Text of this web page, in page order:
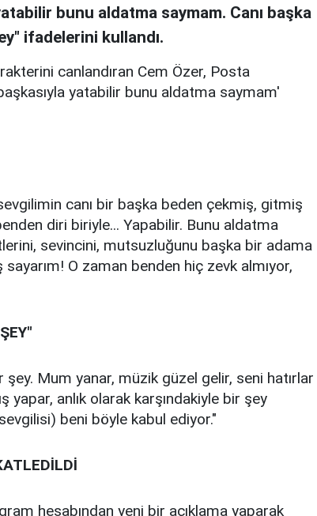
bunu aldatma saymam. Canı başka
ifadelerini kullandı.
canlandıran Cem Özer, Posta
yatabilir bunu aldatma saymam'
canı bir başka beden çekmiş, gitmiş
diri biriyle... Yapabilir. Bunu aldatma
sevincini, mutsuzluğunu başka bir adama
O zaman benden hiç zevk almıyor,
Mum yanar, müzik güzel gelir, seni hatırlar
yapar, anlık olarak karşındakiyle bir şey
beni böyle kabul ediyor."
hesabından yeni bir açıklama yaparak